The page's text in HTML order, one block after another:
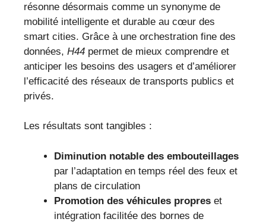
résonne désormais comme un synonyme de
mobilité intelligente et durable au cœur des
smart cities. Grâce à une orchestration fine des
données, H44 permet de mieux comprendre et
anticiper les besoins des usagers et d’améliorer
l’efficacité des réseaux de transports publics et
privés.
Les résultats sont tangibles :
Diminution notable des embouteillages
par l’adaptation en temps réel des feux et
plans de circulation
Promotion des véhicules propres et
intégration facilitée des bornes de